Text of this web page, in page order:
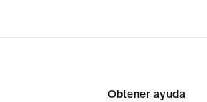
Obtener ayuda